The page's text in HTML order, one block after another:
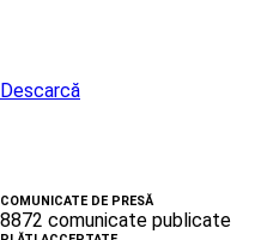
Descarcă
COMUNICATE DE PRESĂ
8872 comunicate publicate